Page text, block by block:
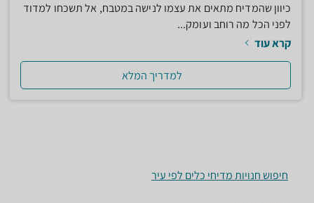
כיוון שהמדיח מתאים את עצמו לנישה במטבח, אל תשכחו למדוד
לפני הכל מה רוחב ועומק...
קרא עוד
למדריך המלא
חיפוש חנויות מדיחי כלים לפי עיר